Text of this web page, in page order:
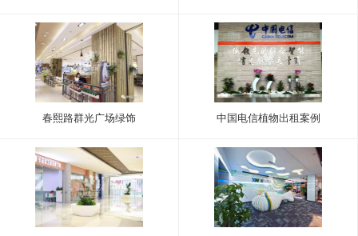
春熙路群光广场绿饰 中国电信植物出租案例